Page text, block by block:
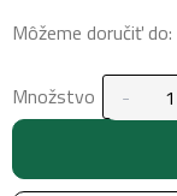
Môžeme doručiť do:
Množstvo